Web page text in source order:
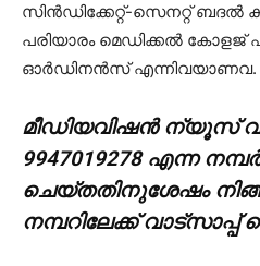
സിന്‍ഡിക്കേറ്റ്-സെനറ്റ്
പരിയാരം മെഡിക്കല്‍ കോളജ്
ഓര്‍ഡിനന്‍സ് എന്നിവയാണവ.
മീഡിയവിഷൻ ന്യൂസ്
9947019278 എന്ന
ചെയ്തതിനുശേഷം
നമ്പറിലേക്ക്